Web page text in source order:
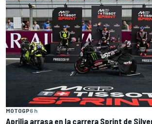
MOTOGP6 h
Aprilia arrasa en la carrera Sprint de